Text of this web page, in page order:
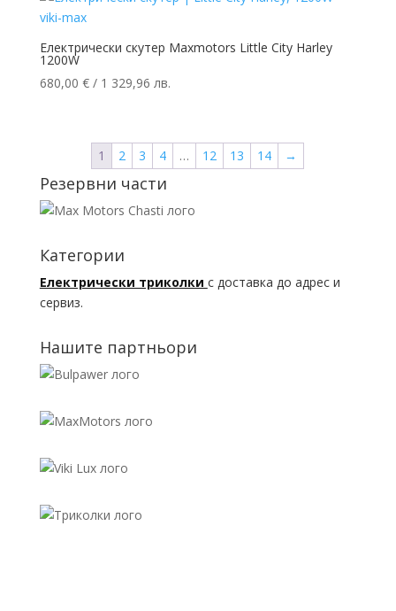
Електрически скутер Maxmotors Little City Harley
1200W
680,00 €/ 1 329,96 лв.
1 2 3 4 … 12 13 14 →
Резервни части
Категории
Електрически триколки с доставка до адрес и
сервиз.
Нашите партньори